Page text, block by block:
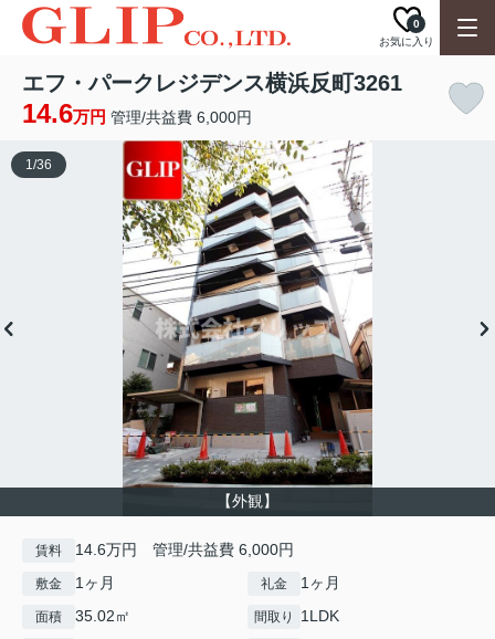
お気に入り
0
エフ・パークレジデンス横浜反町3261
14.6万円 管理/共益費 6,000円
【外観】
1/36
賃料 14.6万円 管理/共益費 6,000円
敷金 1ヶ月 礼金 1ヶ月
面積 35.02㎡ 間取り 1LDK